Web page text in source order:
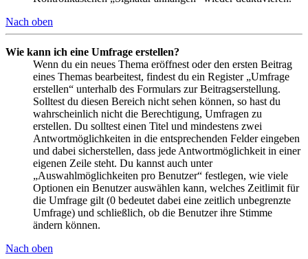
Nach oben
Wie kann ich eine Umfrage erstellen?
Wenn du ein neues Thema eröffnest oder den ersten Beitrag
eines Themas bearbeitest, findest du ein Register „Umfrage
erstellen“ unterhalb des Formulars zur Beitragserstellung.
Solltest du diesen Bereich nicht sehen können, so hast du
wahrscheinlich nicht die Berechtigung, Umfragen zu
erstellen. Du solltest einen Titel und mindestens zwei
Antwortmöglichkeiten in die entsprechenden Felder eingeben
und dabei sicherstellen, dass jede Antwortmöglichkeit in einer
eigenen Zeile steht. Du kannst auch unter
„Auswahlmöglichkeiten pro Benutzer“ festlegen, wie viele
Optionen ein Benutzer auswählen kann, welches Zeitlimit für
die Umfrage gilt (0 bedeutet dabei eine zeitlich unbegrenzte
Umfrage) und schließlich, ob die Benutzer ihre Stimme
ändern können.
Nach oben